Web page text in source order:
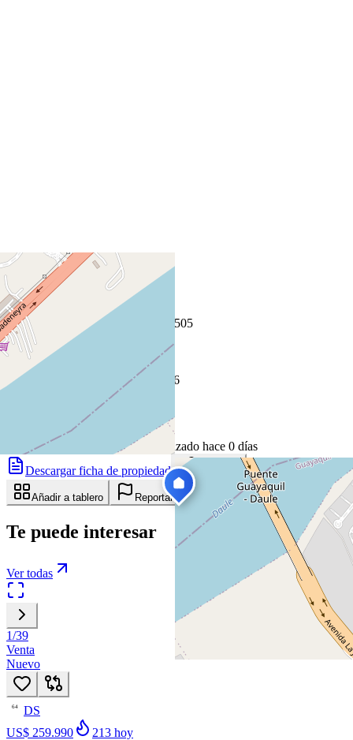
+
Leaflet
OpenStreetMap
Coordenadas:
-2.049427 -79.914505
Cómo llegar
Publicado 15 de mayo de 2026
15 de mayo de 2026
83días en el mercado· actualizado hace 0 días
Descargar ficha de propiedad
Añadir a tablero Reportar anuncio
Te puede interesar
Ver todas
1/39
Venta
Nuevo
64
DS
US$ 259.990
213 hoy